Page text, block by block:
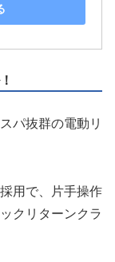
パ抜群の電動リ
用で、片手操作
クリターンクラ